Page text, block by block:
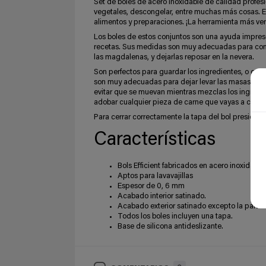
Set de boles de acero inoxidable de calidad
vegetales, descongelar, entre muchas más
alimentos y preparaciones. ¡La herramienta más
Los boles de estos conjuntos son una ayuda
recetas. Sus medidas son muy adecuadas para
las magdalenas, y dejarlas reposar en la nevera.
Son perfectos para guardar los ingredientes, o
son muy adecuadas para dejar levar las masas
evitar que se muevan mientras mezclas los
adobar cualquier pieza de carne que vayas a
Para cerrar correctamente la tapa del bol presionar
Características
Bols Efficient fabricados en acero inoxidable
Aptos para lavavajillas
Espesor de 0, 6 mm
Acabado interior satinado.
Acabado exterior satinado excepto la parte
Todos los boles incluyen una tapa.
Base de silicona antideslizante.